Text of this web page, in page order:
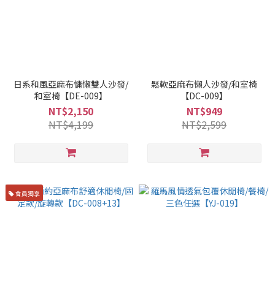
日系和風亞麻布慵懶雙人沙發/
和室椅【DE-009】
NT$2,150
NT$4,199
鬆軟亞麻布懶人沙發/和室椅
【DC-009】
NT$949
NT$2,599
會員獨享